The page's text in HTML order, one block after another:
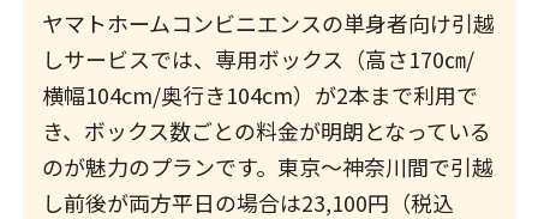
ヤマトホームコンビニエンスの単身者向け引越
しサービスでは、専用ボックス（高さ170㎝/
横幅104cm/奥行き104cm）が2本まで利用で
き、ボックス数ごとの料金が明朗となっている
のが魅力のプランです。東京～神奈川間で引越
し前後が両方平日の場合は23,100円（税込